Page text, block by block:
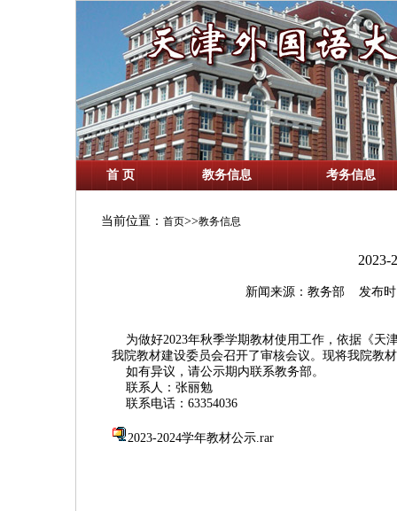
首 页 教务信息 考务信息
当前位置： 首页>>教务信息
2023-
新闻来源：教务部 发布时
为做好2023年秋季学期教材使用工作，依据《天
我院教材建设委员会召开了审核会议。现将我院教
如有异议，请公示期内联系教务部。
联系人：张丽勉
联系电话： 63354036
2023-2024学年教材公示.rar